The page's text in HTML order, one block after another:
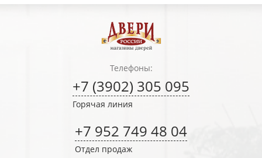
Телефоны:
+7 (3902) 305 095
Горячая линия
+7 952 749 48 04
Отдел продаж